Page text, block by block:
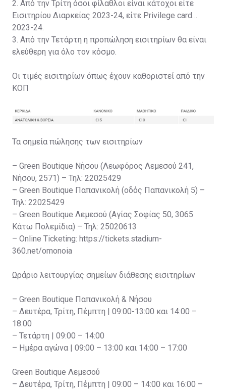
2. Από την Τρίτη όσοι φίλαθλοι είναι κάτοχοι είτε
Εισιτηρίου Διαρκείας 2023-24, είτε Privilege card
2023-24.
3. Από την Τετάρτη η προπώληση εισιτηρίων θα είναι
ελεύθερη για όλο τον κόσμο.
Οι τιμές εισιτηρίων όπως έχουν καθοριστεί από την
ΚΟΠ
Τα σημεία πώλησης των εισιτηρίων
– Green Boutique Νήσου (Λεωφόρος Λεμεσού 241,
Νήσου, 2571) – Τηλ: 22025429
– Green Boutique Παπανικολή (οδός Παπανικολή 5) –
Τηλ: 22025429
– Green Boutique Λεμεσού (Αγίας Σοφίας 50, 3065
Κάτω Πολεμίδια) – Τηλ: 25020613
– Online Ticketing: https://tickets.stadium-
360.net/omonoia
Ωράριο λειτουργίας σημείων διάθεσης εισιτηρίων
– Green Boutique Παπανικολή & Νήσου
– Δευτέρα, Τρίτη, Πέμπτη | 09:00-13:00 και 14:00 –
18:00
– Τετάρτη | 09:00 – 14:00
– Ημέρα αγώνα | 09:00 – 13:00 και 14:00 – 17:00
Green Boutique Λεμεσού
– Δευτέρα, Τρίτη, Πέμπτη | 09:00 – 14:00 και 16:00 –